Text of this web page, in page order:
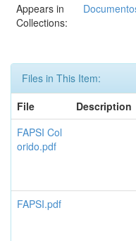
Appears in
Collections:
Files in This Item:
File
Description
FAPSI Col
orido.pdf
FAPSI.pdf